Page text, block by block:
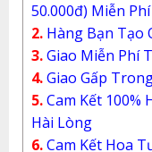
50.000đ) Miễn Phí
2. Hàng Bạn Tạo
3.Giao Miễn Phí
4.Giao Gấp
5.Cam Kết 100%
Hài Lòng
6.Cam Kết Hoa